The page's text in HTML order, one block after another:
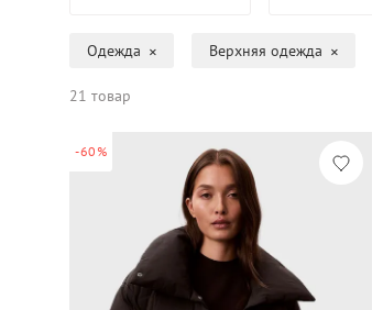
Одежда Верхняя одежда
21 товар
-60%